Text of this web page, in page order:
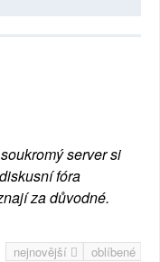
server si
fóra
za důvodné.
nejnovější oblíbené